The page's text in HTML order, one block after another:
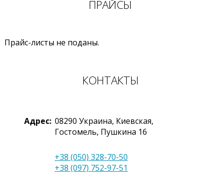
ПРАЙСЫ
Прайс-листы не поданы.
КОНТАКТЫ
Адрес: 08290 Украина, Киевская,
Гостомель, Пушкина 16
+38 (050) 328-70-50
+38 (097) 752-97-51